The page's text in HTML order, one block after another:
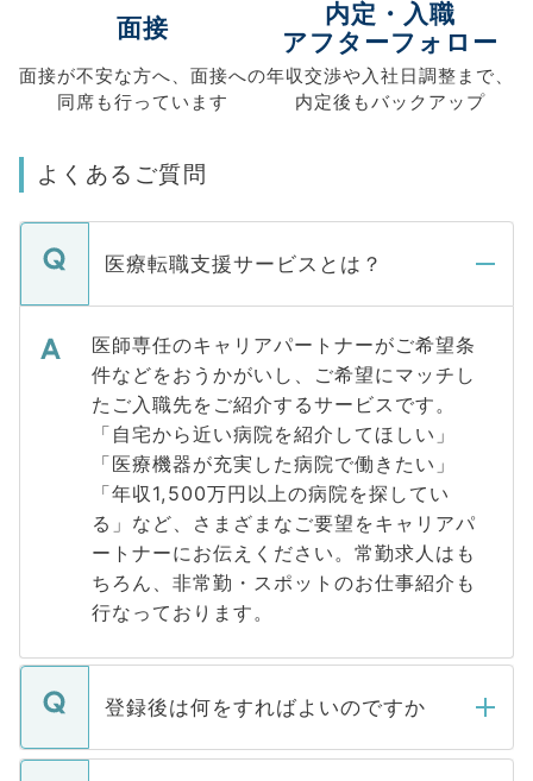
面接
面接が不安な方へ、 面接への
同席も行っています
内定・入職
アフターフォロー
年収交渉や入社日調整まで、
内定後もバックアップ
よくあるご質問
医療転職支援サービスとは？
医師専任のキャリアパートナーがご希望条
件などをおうかがいし、ご希望にマッチし
たご入職先をご紹介するサービスです。
「自宅から近い病院を紹介してほしい」
「医療機器が充実した病院で働きたい」
「年収1,500万円以上の病院を探してい
る」など、さまざまなご要望をキャリアパ
ートナーにお伝えください。常勤求人はも
ちろん、非常勤・スポットのお仕事紹介も
行なっております。
登録後は何をすればよいのですか
ご登録いただきましたら、弊社担当者がご